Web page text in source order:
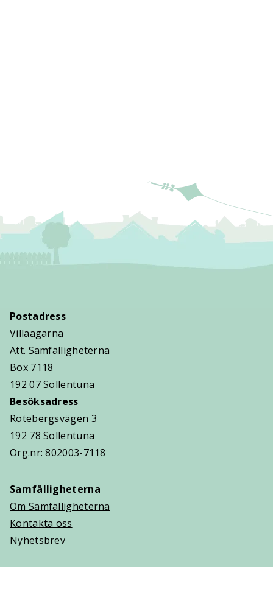
Postadress
Villaägarna
Att. Samfälligheterna
Box 7118
192 07 Sollentuna
Besöksadress
Rotebergsvägen 3
192 78 Sollentuna
Org.nr: 802003-7118
Samfälligheterna
Om Samfälligheterna
Kontakta oss
Nyhetsbrev